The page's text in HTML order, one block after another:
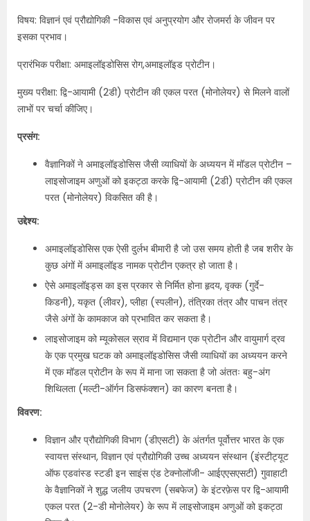
विषय: विज्ञानं एवं प्रौद्योगिकी -विकास एवं अनुप्रयोग और रोजमर्रा के जीवन पर
इसका प्रभाव।
प्रारंभिक परीक्षा: अमाइलॉइडोसिस रोग,अमाइलॉइड प्रोटीन।
मुख्य परीक्षा: द्वि-आयामी (2डी) प्रोटीन की एकल परत (मोनोलेयर) से मिलने वालों
लाभों पर चर्चा कीजिए।
प्रसंग:
वैज्ञानिकों ने अमाइलॉइडोसिस जैसी व्याधियों के अध्ययन में मॉडल प्रोटीन –
लाइसोजाइम अणुओं को इकट्ठा करके द्वि-आयामी (2डी) प्रोटीन की एकल
परत (मोनोलेयर) विकसित की है।
उद्देश्य:
अमाइलॉइडोसिस एक ऐसी दुर्लभ बीमारी है जो उस समय होती है जब शरीर के
कुछ अंगों में अमाइलॉइड नामक प्रोटीन एकत्र हो जाता है।
ऐसे अमाइलॉइड्स का इस प्रकार से निर्मित होना हृदय, वृक्क (गुर्दे-
किडनी), यकृत (लीवर), प्लीहा (स्पलीन), तंत्रिका तंत्र और पाचन तंत्र
जैसे अंगों के कामकाज को प्रभावित कर सकता है।
लाइसोजाइम को म्यूकोसल स्राव में विद्यमान एक प्रोटीन और वायुमार्ग द्रव
के एक प्रमुख घटक को अमाइलॉइडोसिस जैसी व्याधियों का अध्ययन करने
में एक मॉडल प्रोटीन के रूप में माना जा सकता है जो अंततः बहु-अंग
शिथिलता (मल्टी-ऑर्गन डिसफंक्शन) का कारण बनता है।
विवरण:
विज्ञान और प्रौद्योगिकी विभाग (डीएसटी) के अंतर्गत पूर्वोत्तर भारत के एक
स्वायत्त संस्थान, विज्ञान एवं प्रौद्योगिकी उच्च अध्ययन संस्थान (इंस्टीट्यूट
ऑफ एडवांस्ड स्टडी इन साइंस एंड टेक्नोलॉजी- आईएएसएसटी) गुवाहाटी
के वैज्ञानिकों ने शुद्ध जलीय उपचरण (सबफेज) के इंटरफ़ेस पर द्वि-आयामी
एकल परत (2-डी मोनोलेयर) के रूप में लाइसोजाइम अणुओं को इकट्ठा